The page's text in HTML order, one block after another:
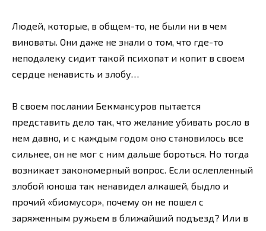
Людей, которые, в общем-то, не были ни в чем
виноваты. Они даже не знали о том, что где-то
неподалеку сидит такой психопат и копит в своем
сердце ненависть и злобу…
В своем послании Бекмансуров пытается
представить дело так, что желание убивать росло в
нем давно, и с каждым годом оно становилось все
сильнее, он не мог с ним дальше бороться. Но тогда
возникает закономерный вопрос. Если ослепленный
злобой юноша так ненавидел алкашей, быдло и
прочий «биомусор», почему он не пошел с
заряженным ружьем в ближайший подъезд? Или в